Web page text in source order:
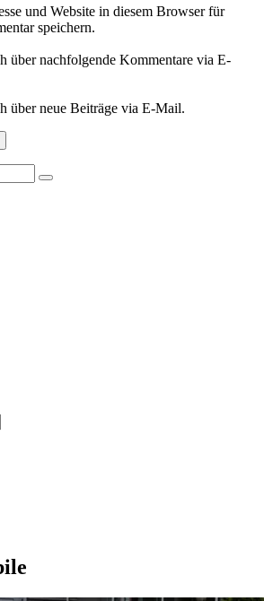
und Website in diesem Browser für
speichern.
über nachfolgende Kommentare via E-
über neue Beiträge via E-Mail.